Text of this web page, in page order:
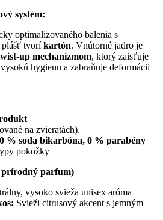
systém:
optimalizovaného balenia s
plášť tvoríkartón. Vnútorné jadro je
up mechanizmom, ktorý zaisťuje
hygienu a zabraňuje deformácii
na zvieratách).
% soda bikarbóna, 0 % parabény
pokožky
prírodný parfum)
vysoko svieža unisex aróma
Svieži citrusový akcent s jemným